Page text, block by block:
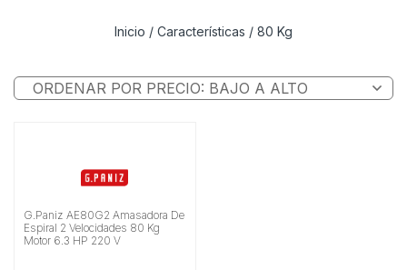
Inicio / Características / 80 Kg
G.Paniz AE80G2 Amasadora De
Espiral 2 Velocidades 80 Kg
Motor 6.3 HP 220 V